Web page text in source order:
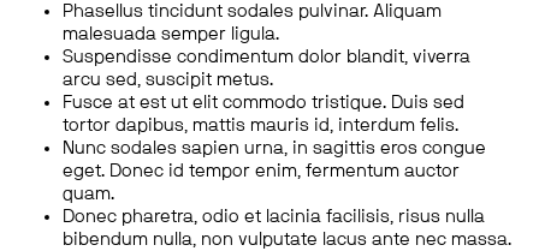
Phasellus tincidunt sodales pulvinar. Aliquam
malesuada semper ligula.
Suspendisse condimentum dolor blandit, viverra
arcu sed, suscipit metus.
Fusce at est ut elit commodo tristique. Duis sed
tortor dapibus, mattis mauris id, interdum felis.
Nunc sodales sapien urna, in sagittis eros congue
eget. Donec id tempor enim, fermentum auctor
quam.
Donec pharetra, odio et lacinia facilisis, risus nulla
bibendum nulla, non vulputate lacus ante nec massa.